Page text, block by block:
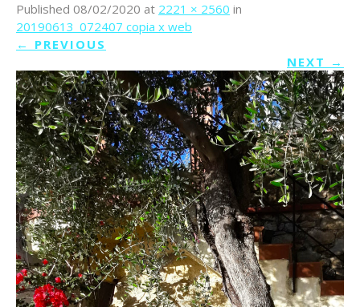
Published 08/02/2020 at 2221 × 2560 in
20190613_072407 copia x web
← PREVIOUS
NEXT →